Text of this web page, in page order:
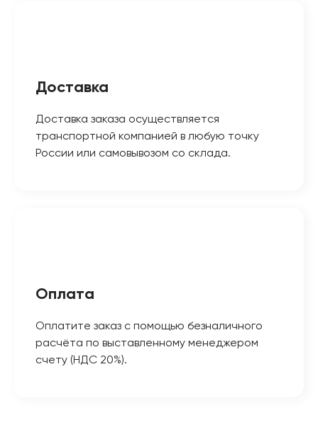
Доставка
Доставка заказа осуществляется
транспортной компанией в любую точку
России или самовывозом со склада.
Оплата
Оплатите заказ с помощью безналичного
расчёта по выставленному менеджером
счету (НДС 20%).